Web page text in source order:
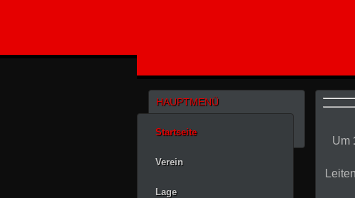
Um
HAUPTMENÜ
Startseite
Verein
Lage